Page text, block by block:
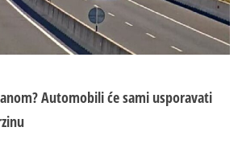
Automobili će sami usporavati